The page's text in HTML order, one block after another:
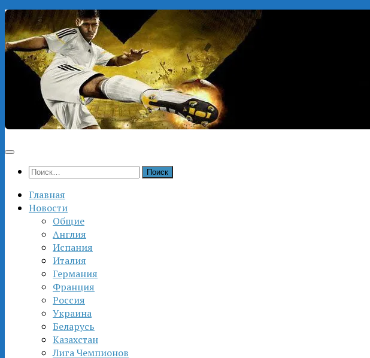
Перейти
к
содержимому
Найти:
Главная
Новости
Общие
Англия
Испания
Италия
Германия
Франция
Россия
Украина
Беларусь
Казахстан
Лига Чемпионов